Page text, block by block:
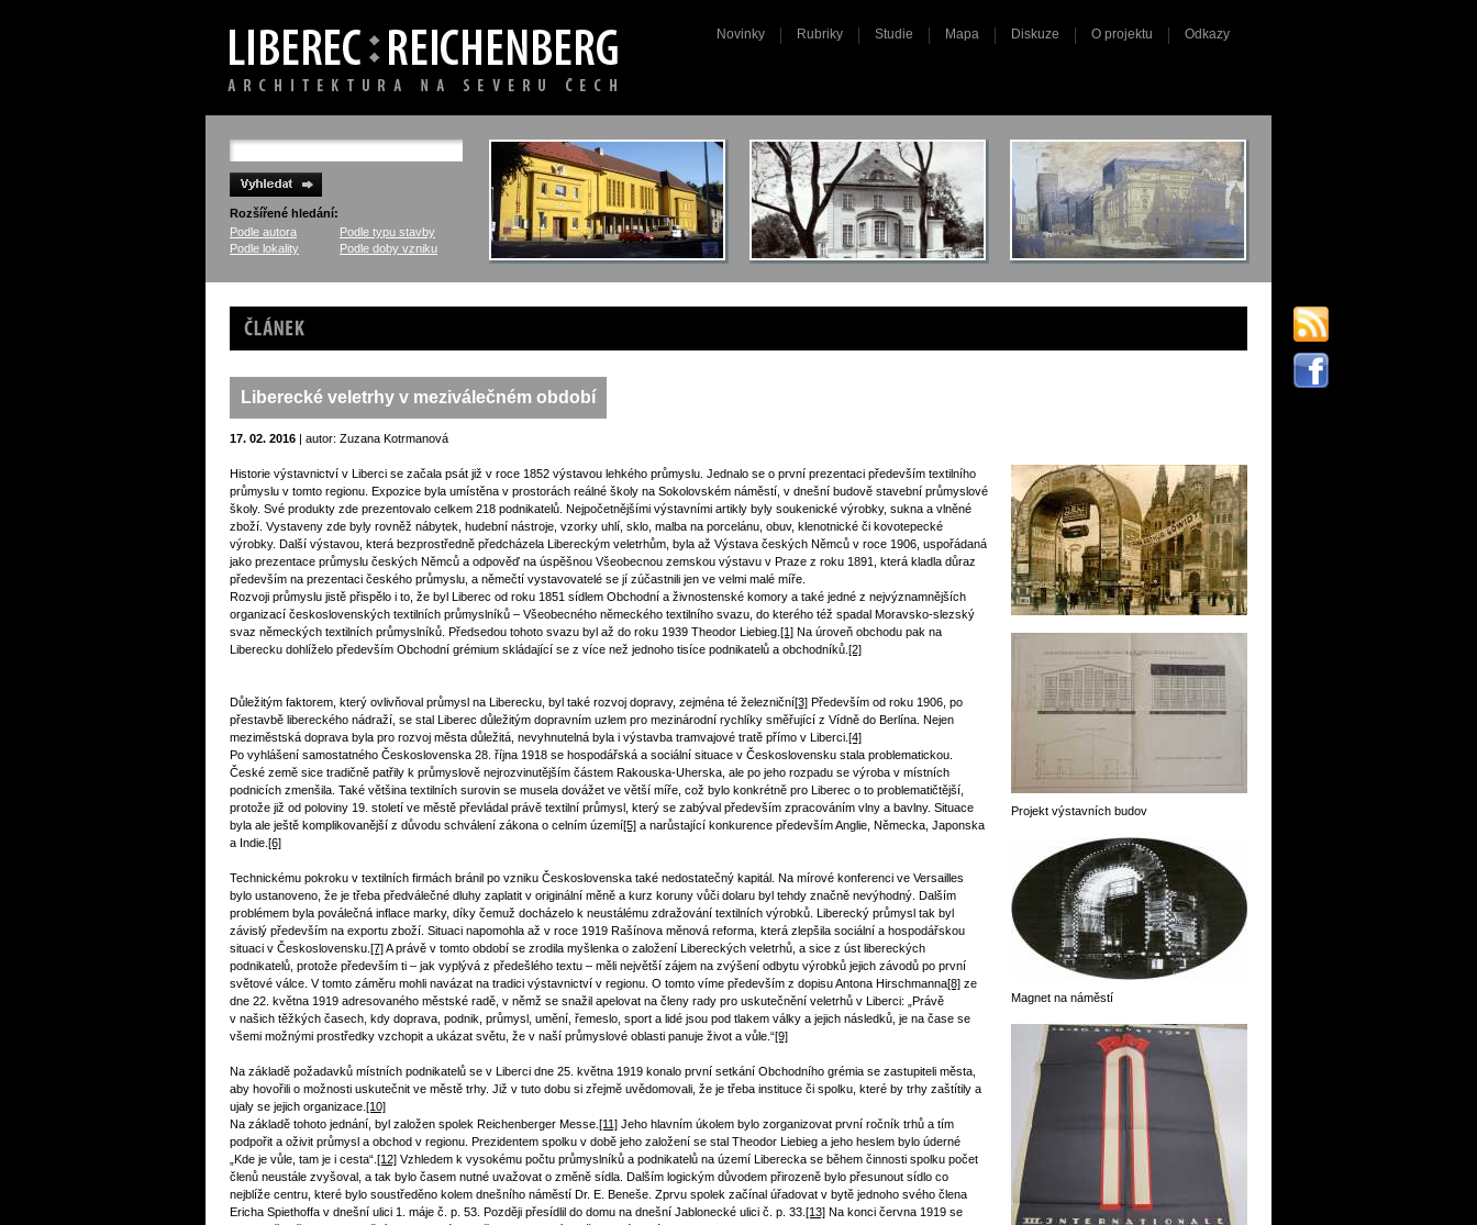
Novinky Rubriky Studie Mapa Diskuze O projektu Odkazy
Rozšířené hledání:
Podle autora
Podle typu stavby
Podle lokality
Podle doby vzniku
Článek
Liberecké veletrhy v meziválečném období
17. 02. 2016 | autor: Zuzana Kotrmanová
Historie výstavnictví v Liberci se začala psát již v roce 1852 výstavou lehkého průmyslu. Jednalo se o první prezentaci především textilního
průmyslu v tomto regionu. Expozice byla umístěna v prostorách reálné školy na Sokolovském náměstí, v dnešní budově stavební průmyslové
školy. Své produkty zde prezentovalo celkem 218 podnikatelů. Nejpočetnějšími výstavními artikly byly soukenické výrobky, sukna a vlněné
zboží. Vystaveny zde byly rovněž nábytek, hudební nástroje, vzorky uhlí, sklo, malba na porcelánu, obuv, klenotnické či kovotepecké
výrobky. Další výstavou, která bezprostředně předcházela Libereckým veletrhům, byla až Výstava českých Němců v roce 1906, uspořádaná
jako prezentace průmyslu českých Němců a odpověď na úspěšnou Všeobecnou zemskou výstavu v Praze z roku 1891, která kladla důraz
především na prezentaci českého průmyslu, a němečtí vystavovatelé se jí zúčastnili jen ve velmi malé míře.
Rozvoji průmyslu jistě přispělo i to, že byl Liberec od roku 1851 sídlem Obchodní a živnostenské komory a také jedné z nejvýznamnějších
organizací československých textilních průmyslníků – Všeobecného německého textilního svazu, do kterého též spadal Moravsko-slezský
svaz německých textilních průmyslníků. Předsedou tohoto svazu byl až do roku 1939 Theodor Liebieg. [1] Na úroveň obchodu pak na
Liberecku dohlíželo především Obchodní grémium skládající se z více než jednoho tisíce podnikatelů a obchodníků. [2]
Důležitým faktorem, který ovlivňoval průmysl na Liberecku, byl také rozvoj dopravy, zejména té železniční[3] Především od roku 1906, po
přestavbě libereckého nádraží, se stal Liberec důležitým dopravním uzlem pro mezinárodní rychlíky směřující z Vídně do Berlína. Nejen
meziměstská doprava byla pro rozvoj města důležitá, nevyhnutelná byla i výstavba tramvajové tratě přímo v Liberci. [4]
Po vyhlášení samostatného Československa 28. října 1918 se hospodářská a sociální situace v Československu stala problematickou.
České země sice tradičně patřily k průmyslově nejrozvinutějším částem Rakouska-Uherska, ale po jeho rozpadu se výroba v místních
podnicích zmenšila. Také většina textilních surovin se musela dovážet ve větší míře, což bylo konkrétně pro Liberec o to problematičtější,
protože již od poloviny 19. století ve městě převládal právě textilní průmysl, který se zabýval především zpracováním vlny a bavlny. Situace
byla ale ještě komplikovanější z důvodu schválení zákona o celním území[5] a narůstající konkurence především Anglie, Německa, Japonska
a Indie. [6]
Technickému pokroku v textilních firmách bránil po vzniku Československa také nedostatečný kapitál. Na mírové konferenci ve Versailles
bylo ustanoveno, že je třeba předválečné dluhy zaplatit v originální měně a kurz koruny vůči dolaru byl tehdy značně nevýhodný. Dalším
problémem byla poválečná inflace marky, díky čemuž docházelo k neustálému zdražování textilních výrobků. Liberecký průmysl tak byl
závislý především na exportu zboží. Situaci napomohla až v roce 1919 Rašínova měnová reforma, která zlepšila sociální a hospodářskou
situaci v Československu. [7]A právě v tomto období se zrodila myšlenka o založení Libereckých veletrhů, a sice z úst libereckých
podnikatelů, protože především ti – jak vyplývá z předešlého textu – měli největší zájem na zvýšení odbytu výrobků jejich závodů po první
světové válce. V tomto záměru mohli navázat na tradici výstavnictví v regionu. O tomto víme především z dopisu Antona Hirschmanna[8] ze
dne 22. května 1919 adresovaného městské radě, v němž se snažil apelovat na členy rady pro uskutečnění veletrhů v Liberci: „Právě
v našich těžkých časech, kdy doprava, podnik, průmysl, umění, řemeslo, sport a lidé jsou pod tlakem války a jejich následků, je na čase se
všemi možnými prostředky vzchopit a ukázat světu, že v naší průmyslové oblasti panuje život a vůle.“[9]
Na základě požadavků místních podnikatelů se v Liberci dne 25. května 1919 konalo první setkání Obchodního grémia se zastupiteli města,
aby hovořili o možnosti uskutečnit ve městě trhy. Již v tuto dobu si zřejmě uvědomovali, že je třeba instituce či spolku, které by trhy zaštítily a
ujaly se jejich organizace. [10]
Na základě tohoto jednání, byl založen spolek Reichenberger Messe. [11] Jeho hlavním úkolem bylo zorganizovat první ročník trhů a tím
podpořit a oživit průmysl a obchod v regionu. Prezidentem spolku v době jeho založení se stal Theodor Liebieg a jeho heslem bylo úderné
„Kde je vůle, tam je i cesta“. [12] Vzhledem k vysokému počtu průmyslníků a podnikatelů na území Liberecka se během činnosti spolku počet
členů neustále zvyšoval, a tak bylo časem nutné uvažovat o změně sídla. Dalším logickým důvodem přirozeně bylo přesunout sídlo co
nejblíže centru, které bylo soustředěno kolem dnešního náměstí Dr. E. Beneše. Zprvu spolek začínal úřadovat v bytě jednoho svého člena
Ericha Spiethoffa v dnešní ulici 1. máje č. p. 53. Později přesídlil do domu na dnešní Jablonecké ulici č. p. 33. [13] Na konci června 1919 se
Projekt výstavních budov
Magnet na náměstí